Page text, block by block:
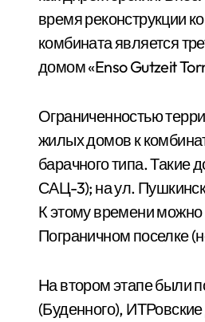
время реконструкции
комбината является
домом «Enso Gutzeit
Ограниченностью
жилых домов к
барачного типа.
САЦ-3); на ул.
К этому времени
Пограничном поселке
На втором этапе были
(Буденного),